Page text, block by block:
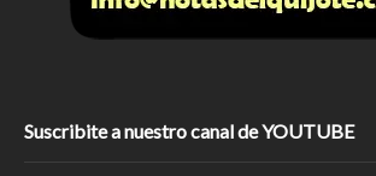
Suscribite a nuestro canal de YOUTUBE